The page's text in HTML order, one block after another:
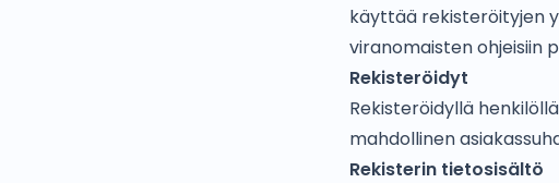
käyttää rekisteröityjen
viranomaisten ohjeisiin
Rekisteröidyt
Rekisteröidyllä
mahdollinen
Rekisterin tietosisältö